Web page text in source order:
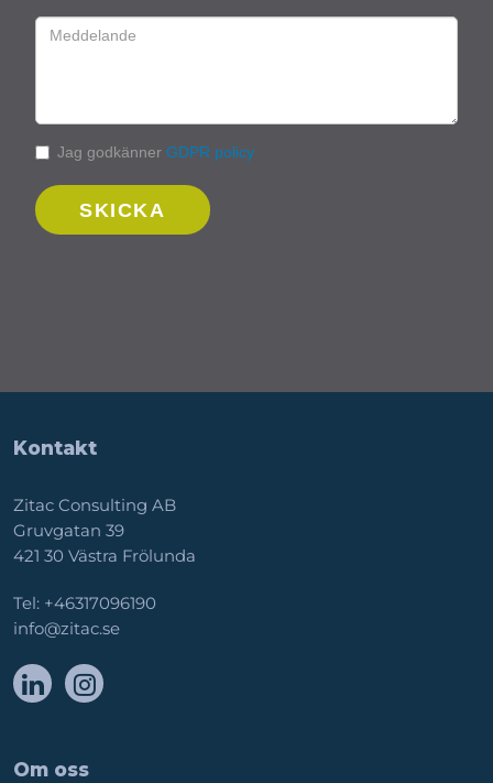
Kontakt
Zitac Consulting AB
Gruvgatan 39
421 30 Västra Frölunda
Tel: +46317096190
info@zitac.se
Om oss